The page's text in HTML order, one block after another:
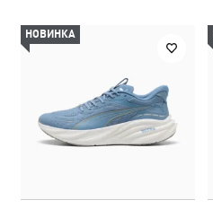
НОВИНКА